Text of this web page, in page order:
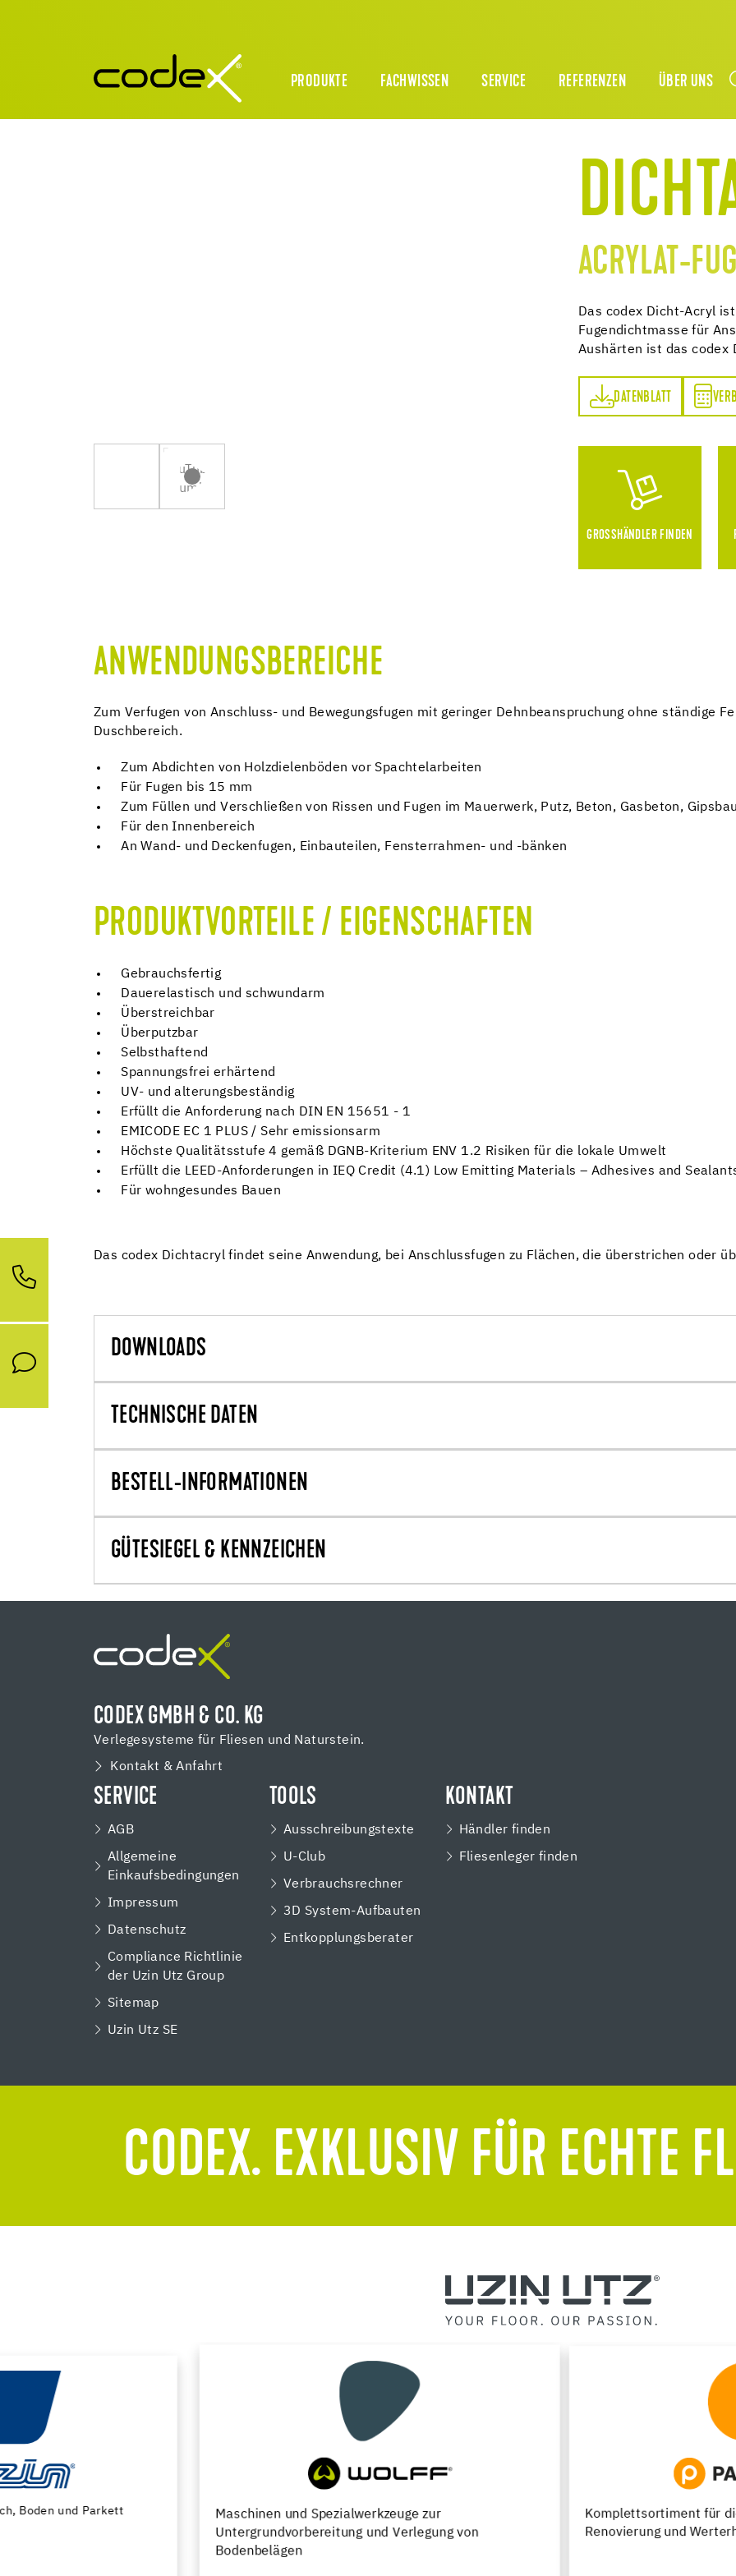
PRODUKTE FACHWISSEN SERVICE REFERENZEN ÜBER UNS
ACRYLAT-
Das codex Dicht-Acryl
Fugendichtmasse für
Aushärten ist das codex
DATENBLATT
VERBRAUCHSRECHNER
GROSSHÄNDLER FINDEN
ANWENDUNGSBEREICHE
Zum Verfugen von Anschluss- und Bewegungsfugen mit geringer Dehnbeanspruchung ohne ständige
Duschbereich.
Zum Abdichten von Holzdielenböden vor Spachtelarbeiten
Für Fugen bis 15 mm
Zum Füllen und Verschließen von Rissen und Fugen im Mauerwerk, Putz, Beton, Gasbeton,
Für den Innenbereich
An Wand- und Deckenfugen, Einbauteilen, Fensterrahmen- und -bänken
PRODUKTVORTEILE / EIGENSCHAFTEN
Gebrauchsfertig
Dauerelastisch und schwundarm
Überstreichbar
Überputzbar
Selbsthaftend
Spannungsfrei erhärtend
UV- und alterungsbeständig
Erfüllt die Anforderung nach DIN EN 15651 - 1
EMICODE EC 1 PLUS / Sehr emissionsarm
Höchste Qualitätsstufe 4 gemäß DGNB-Kriterium ENV 1.2 Risiken für die lokale Umwelt
Erfüllt die LEED-Anforderungen in IEQ Credit (4.1) Low Emitting Materials – Adhesives and
Für wohngesundes Bauen
Das codex Dichtacryl findet seine Anwendung, bei Anschlussfugen zu Flächen, die überstrichen oder
DOWNLOADS
TECHNISCHE DATEN
BESTELL-INFORMATIONEN
GÜTESIEGEL & KENNZEICHEN
CODEX GMBH & CO. KG
Verlegesysteme für Fliesen und Naturstein.
Kontakt & Anfahrt
SERVICE
AGB
Allgemeine
Einkaufsbedingungen
Impressum
Datenschutz
Compliance Richtlinie
der Uzin Utz Group
Sitemap
Uzin Utz SE
TOOLS
Ausschreibungstexte
U-Club
Verbrauchsrechner
3D System-Aufbauten
Entkopplungsberater
KONTAKT
Händler finden
Fliesenleger finden
CODEX. EXKLUSIV FÜR ECHTE
Maschinen und Spezialwerkzeuge zur
Untergrundvorbereitung und Verlegung von
Komplettsortiment für die Neuverlegung,
Renovierung und Werterhaltung von Parkettfußböden